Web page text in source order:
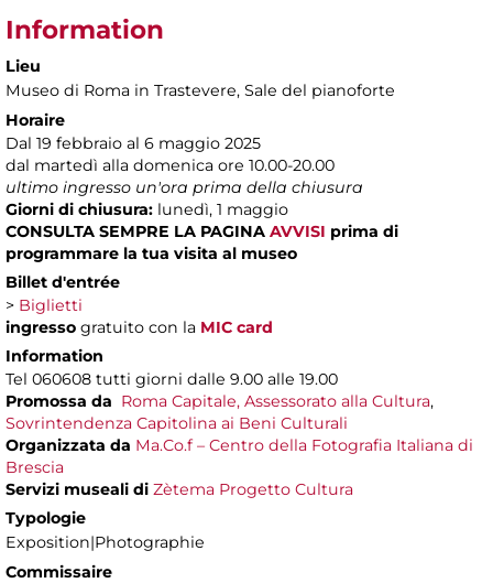
Information
Lieu
Museo di Roma in Trastevere, Sale del pianoforte
Horaire
Dal 19 febbraio al 6 maggio 2025
dal martedì alla domenica ore 10.00-20.00
ultimo ingresso un'ora prima della chiusura
Giorni di chiusura: lunedì, 1 maggio
CONSULTA SEMPRE LA PAGINA AVVISI prima di
programmare la tua visita al museo
Billet d'entrée
> Biglietti
ingresso gratuito con la MIC card
Information
Tel 060608 tutti giorni dalle 9.00 alle 19.00
Promossa da Roma Capitale, Assessorato alla Cultura,
Sovrintendenza Capitolina ai Beni Culturali
Organizzata da Ma.Co.f – Centro della Fotografia Italiana di
Brescia
Servizi museali di Zètema Progetto Cultura
Typologie
Exposition|Photographie
Commissaire